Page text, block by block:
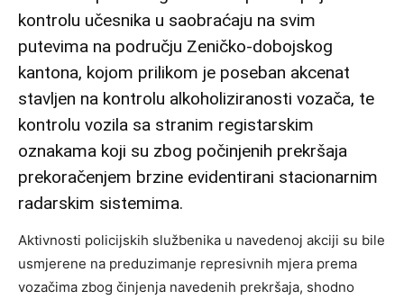
kontrolu učesnika u saobraćaju na svim
putevima na području Zeničko-dobojskog
kantona, kojom prilikom je poseban akcenat
stavljen na kontrolu alkoholiziranosti vozača, te
kontrolu vozila sa stranim registarskim
oznakama koji su zbog počinjenih prekršaja
prekoračenjem brzine evidentirani stacionarnim
radarskim sistemima.
Aktivnosti policijskih službenika u navedenoj akciji su bile
usmjerene na preduzimanje represivnih mjera prema
vozačima zbog činjenja navedenih prekršaja, shodno